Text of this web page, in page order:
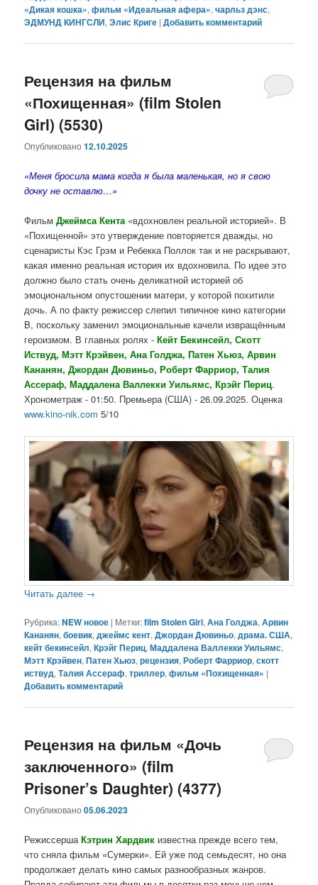
«Дикая кошка»,фильм «Идеальная афера»,чарльз дэнс,
ЭДМУНД КИНГСЛИ,Элис Криге |Добавить комментарий
Рецензия на фильм
«Похищенная» (film Stolen
Girl) (5530)
Опубликовано12.10.2025
«Меня бросила мама когда я была маленькая, но я свою
дочку не оставлю…»
ФильмДжеймса Кента «вдохновлен реальной историей». В
«Похищенной» это утверждение повторяется дважды, но
сценаристы Кэс Грэм и Ребекка Поллок так и не раскрывают,
какая именно реальная история их вдохновила. По идее это
должно было стать очень деликатной историей об
эмоциональном опустошении матери, у которой похитили
дочь. А по факту режиссер слепил типичное кино категории
B, поскольку заменил эмоциональные качели извращённым
героизмом. В главных ролях -Кейт Бекинсейл, Скотт
Иствуд, Мэтт Крэйвен, Ана Голджа, Патен Хьюз, Арвин
Кананян, Джордан Дювиньо, Роберт Фарриор, Талия
Ассераф, Маддалена Валлекки Уильямс, Крэйг Периц.
Хронометраж - 01:50. Премьера (США) - 26.09.2025. Оценка
www.kino-nik.com 5/10
Читать далее →
Рубрика:NEW новое | Метки:film Stolen Girl,Ана Голджа,Арвин
Кананян,боевик,джеймс кент,Джордан Дювиньо,драма. США,
кейт бекинсейл,Крэйг Периц,Маддалена Валлекки Уильямс,
Мэтт Крэйвен,Патен Хьюз,рецензия,Роберт Фарриор,скотт
иствуд,Талия Ассераф,триллер,фильм «Похищенная» |
Добавить комментарий
Рецензия на фильм «Дочь
заключенного» (film
Prisoner’s Daughter) (4377)
Опубликовано05.06.2023
РежиссершаКэтрин Хардвик известна прежде всего тем,
что сняла фильм «Сумерки». Ей уже под семьдесят, но она
продолжает делать кино самых разнообразных жанров.